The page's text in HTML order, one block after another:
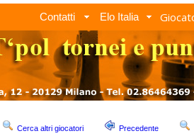
Contatti Elo Italia
Cerca altri giocatori Precedente